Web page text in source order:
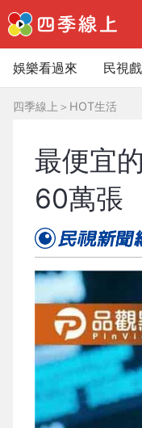
娛樂看過來 民視
四季線上 ＞ HOT生活
最便宜
60萬張